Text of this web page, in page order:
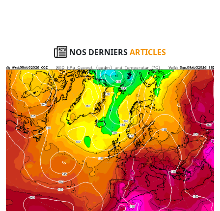
NOS DERNIERSARTICLES